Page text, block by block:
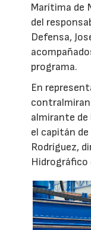
Marítima de
del
Defensa,
programa.
En
almirante de
el capitán
Rodríguez,
Hidrográfico